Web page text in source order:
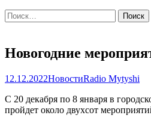
Найти:
Новогодние
12.12.2022НовостиRadio Mytyshi
С 20 декабря по 8 января в
пройдет около двухсот